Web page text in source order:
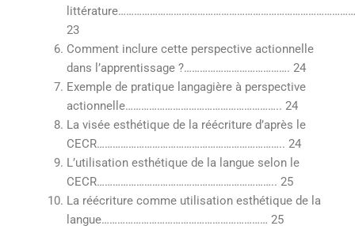
23
Comment inclure cette perspective actionnelle
dans l’apprentissage ?…………………………………. 24
Exemple de pratique langagière à perspective
actionnelle………………………………………………….. 24
La visée esthétique de la réécriture d’après le
CECR…………………………………………………………….. 24
L’utilisation esthétique de la langue selon le
CECR………………………………………………………….. 25
La réécriture comme utilisation esthétique de la
langue……………………………………………………… 25